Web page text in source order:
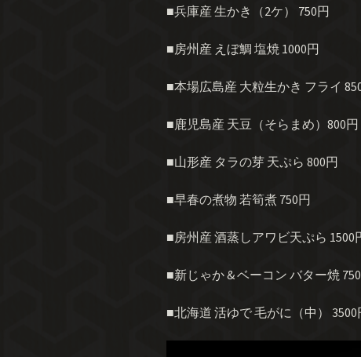
■兵庫産 生かき（2ケ） 750円
■房州産 えぼ鯛 塩焼 1000円
■本場広島産 大粒生かき フライ
■鹿児島産 天豆（そらまめ）800円
■山形産 タラの芽 天ぷら 800円
■早春の煮物 若筍煮 750円
■房州産 酒蒸しアワビ天ぷら 1500
■新じゃか & ベーコン バター焼
■北海道 活ゆで毛がに（中） 3500